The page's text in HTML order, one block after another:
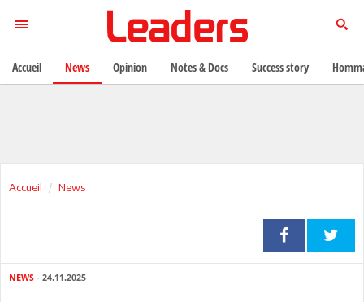
Accueil News
NEWS - 24.11.2025
Accueil News Opinion Notes & Docs Success story